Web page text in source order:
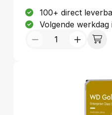
100+ direct
Volgende werkdag